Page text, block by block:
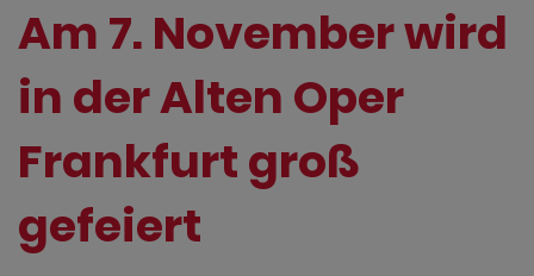
Am 7. November wird
in der Alten Oper
Frankfurt groß
gefeiert